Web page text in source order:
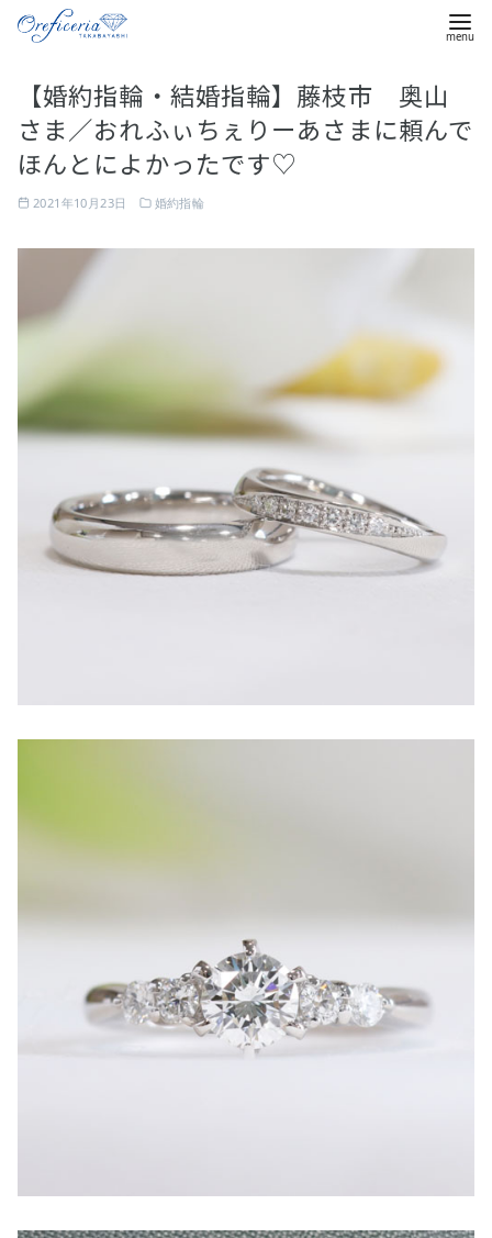
【婚約指輪・結婚指輪】藤枝市 奥山
さま／おれふぃちぇりーあさまに頼んで
ほんとによかったです♡
2021年10月23日 婚約指輪